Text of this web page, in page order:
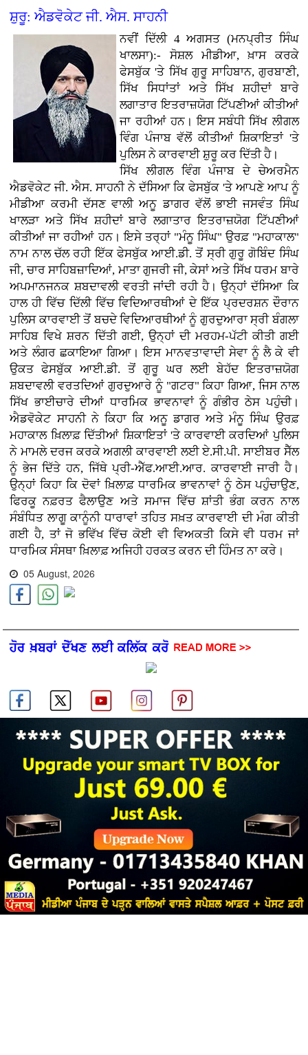
ਸ਼ੁਰੂ: ਐਡਵੋਕੇਟ ਜੀ. ਐਸ. ਸਾਹਨੀ
ਨਵੀਂ ਦਿੱਲੀ 4 ਅਗਸਤ (ਮਨਪ੍ਰੀਤ ਸਿੰਘ
ਖਾਲਸਾ):- ਸੋਸ਼ਲ ਮੀਡੀਆ, ਖ਼ਾਸ ਕਰਕੇ
ਫੇਸਬੁੱਕ 'ਤੇ ਸਿੱਖ ਗੁਰੂ ਸਾਹਿਬਾਨ, ਗੁਰਬਾਣੀ,
ਸਿੱਖ ਸਿਧਾਂਤਾਂ ਅਤੇ ਸਿੱਖ ਸ਼ਹੀਦਾਂ ਬਾਰੇ
ਲਗਾਤਾਰ ਇਤਰਾਜ਼ਯੋਗ ਟਿੱਪਣੀਆਂ ਕੀਤੀਆਂ
ਜਾ ਰਹੀਆਂ ਹਨ। ਇਸ ਸਬੰਧੀ ਸਿੱਖ ਲੀਗਲ
ਵਿੰਗ ਪੰਜਾਬ ਵੱਲੋਂ ਕੀਤੀਆਂ ਸ਼ਿਕਾਇਤਾਂ 'ਤੇ
ਪੁਲਿਸ ਨੇ ਕਾਰਵਾਈ ਸ਼ੁਰੂ ਕਰ ਦਿੱਤੀ ਹੈ।
ਸਿੱਖ ਲੀਗਲ ਵਿੰਗ ਪੰਜਾਬ ਦੇ ਚੇਅਰਮੈਨ
ਐਡਵੋਕੇਟ ਜੀ. ਐਸ. ਸਾਹਨੀ ਨੇ ਦੱਸਿਆ ਕਿ ਫੇਸਬੁੱਕ 'ਤੇ ਆਪਣੇ ਆਪ ਨੂੰ
ਮੀਡੀਆ ਕਰਮੀ ਦੱਸਣ ਵਾਲੀ ਅਨੂ ਡਾਗਰ ਵੱਲੋਂ ਭਾਈ ਜਸਵੰਤ ਸਿੰਘ
ਖਾਲੜਾ ਅਤੇ ਸਿੱਖ ਸ਼ਹੀਦਾਂ ਬਾਰੇ ਲਗਾਤਾਰ ਇਤਰਾਜ਼ਯੋਗ ਟਿੱਪਣੀਆਂ
ਕੀਤੀਆਂ ਜਾ ਰਹੀਆਂ ਹਨ। ਇਸੇ ਤਰ੍ਹਾਂ "ਮੰਨੂ ਸਿੰਘ" ਉਰਫ਼ "ਮਹਾਕਾਲ"
ਨਾਮ ਨਾਲ ਚੱਲ ਰਹੀ ਇੱਕ ਫੇਸਬੁੱਕ ਆਈ.ਡੀ. ਤੋਂ ਸ੍ਰੀ ਗੁਰੂ ਗੋਬਿੰਦ ਸਿੰਘ
ਜੀ, ਚਾਰ ਸਾਹਿਬਜ਼ਾਦਿਆਂ, ਮਾਤਾ ਗੁਜਰੀ ਜੀ, ਕੇਸਾਂ ਅਤੇ ਸਿੱਖ ਧਰਮ ਬਾਰੇ
ਅਪਮਾਨਜਨਕ ਸ਼ਬਦਾਵਲੀ ਵਰਤੀ ਜਾਂਦੀ ਰਹੀ ਹੈ। ਉਨ੍ਹਾਂ ਦੱਸਿਆ ਕਿ
ਹਾਲ ਹੀ ਵਿੱਚ ਦਿੱਲੀ ਵਿੱਚ ਵਿਦਿਆਰਥੀਆਂ ਦੇ ਇੱਕ ਪ੍ਰਦਰਸ਼ਨ ਦੌਰਾਨ
ਪੁਲਿਸ ਕਾਰਵਾਈ ਤੋਂ ਬਚਦੇ ਵਿਦਿਆਰਥੀਆਂ ਨੂੰ ਗੁਰਦੁਆਰਾ ਸ੍ਰੀ ਬੰਗਲਾ
ਸਾਹਿਬ ਵਿਖੇ ਸ਼ਰਨ ਦਿੱਤੀ ਗਈ, ਉਨ੍ਹਾਂ ਦੀ ਮਰਹਮ-ਪੱਟੀ ਕੀਤੀ ਗਈ
ਅਤੇ ਲੰਗਰ ਛਕਾਇਆ ਗਿਆ। ਇਸ ਮਾਨਵਤਾਵਾਦੀ ਸੇਵਾ ਨੂੰ ਲੈ ਕੇ ਵੀ
ਉਕਤ ਫੇਸਬੁੱਕ ਆਈ.ਡੀ. ਤੋਂ ਗੁਰੂ ਘਰ ਲਈ ਬੇਹੱਦ ਇਤਰਾਜ਼ਯੋਗ
ਸ਼ਬਦਾਵਲੀ ਵਰਤਦਿਆਂ ਗੁਰਦੁਆਰੇ ਨੂੰ "ਗਟਰ" ਕਿਹਾ ਗਿਆ, ਜਿਸ ਨਾਲ
ਸਿੱਖ ਭਾਈਚਾਰੇ ਦੀਆਂ ਧਾਰਮਿਕ ਭਾਵਨਾਵਾਂ ਨੂੰ ਗੰਭੀਰ ਠੇਸ ਪਹੁੰਚੀ।
ਐਡਵੋਕੇਟ ਸਾਹਨੀ ਨੇ ਕਿਹਾ ਕਿ ਅਨੂ ਡਾਗਰ ਅਤੇ ਮੰਨੂ ਸਿੰਘ ਉਰਫ਼
ਮਹਾਕਾਲ ਖ਼ਿਲਾਫ਼ ਦਿੱਤੀਆਂ ਸ਼ਿਕਾਇਤਾਂ 'ਤੇ ਕਾਰਵਾਈ ਕਰਦਿਆਂ ਪੁਲਿਸ
ਨੇ ਮਾਮਲੇ ਦਰਜ ਕਰਕੇ ਅਗਲੀ ਕਾਰਵਾਈ ਲਈ ਏ.ਸੀ.ਪੀ. ਸਾਈਬਰ ਸੈੱਲ
ਨੂੰ ਭੇਜ ਦਿੱਤੇ ਹਨ, ਜਿੱਥੇ ਪ੍ਰੀ-ਐੱਫ.ਆਈ.ਆਰ. ਕਾਰਵਾਈ ਜਾਰੀ ਹੈ।
ਉਨ੍ਹਾਂ ਕਿਹਾ ਕਿ ਦੋਵਾਂ ਖ਼ਿਲਾਫ਼ ਧਾਰਮਿਕ ਭਾਵਨਾਵਾਂ ਨੂੰ ਠੇਸ ਪਹੁੰਚਾਉਣ,
ਫਿਰਕੂ ਨਫ਼ਰਤ ਫੈਲਾਉਣ ਅਤੇ ਸਮਾਜ ਵਿੱਚ ਸ਼ਾਂਤੀ ਭੰਗ ਕਰਨ ਨਾਲ
ਸੰਬੰਧਿਤ ਲਾਗੂ ਕਾਨੂੰਨੀ ਧਾਰਾਵਾਂ ਤਹਿਤ ਸਖ਼ਤ ਕਾਰਵਾਈ ਦੀ ਮੰਗ ਕੀਤੀ
ਗਈ ਹੈ, ਤਾਂ ਜੋ ਭਵਿੱਖ ਵਿੱਚ ਕੋਈ ਵੀ ਵਿਅਕਤੀ ਕਿਸੇ ਵੀ ਧਰਮ ਜਾਂ
ਧਾਰਮਿਕ ਸੰਸਥਾ ਖ਼ਿਲਾਫ਼ ਅਜਿਹੀ ਹਰਕਤ ਕਰਨ ਦੀ ਹਿੰਮਤ ਨਾ ਕਰੇ।
05 August, 2026